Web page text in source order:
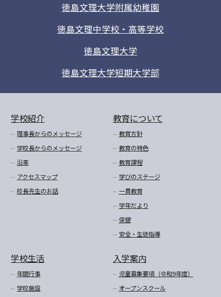
徳島文理大学附属幼稚園
徳島文理中学校・高等学校
徳島文理大学
徳島文理大学短期大学部
学校紹介
理事長からのメッセージ
学校長からのメッセージ
沿革
アクセスマップ
校長先生のお話
教育について
教育方針
教育の特色
教育課程
学びのステージ
一貫教育
学年だより
保健
安全・生徒指導
学校生活
年間行事
学校施設
入学案内
児童募集要項（令和9年度）
オープンスクール